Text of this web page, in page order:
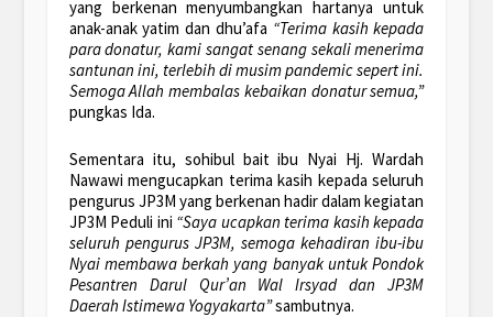
yang berkenan menyumbangkan hartanya untuk
anak-anak yatim dan dhu’afa “Terima kasih kepada
para donatur, kami sangat senang sekali menerima
santunan ini, terlebih di musim pandemic sepert ini.
Semoga Allah membalas kebaikan donatur semua,”
pungkas Ida.
Sementara itu, sohibul bait ibu Nyai Hj. Wardah
Nawawi mengucapkan terima kasih kepada seluruh
pengurus JP3M yang berkenan hadir dalam kegiatan
JP3M Peduli ini “Saya ucapkan terima kasih kepada
seluruh pengurus JP3M, semoga kehadiran ibu-ibu
Nyai membawa berkah yang banyak untuk Pondok
Pesantren Darul Qur’an Wal Irsyad dan JP3M
Daerah Istimewa Yogyakarta”sambutnya.